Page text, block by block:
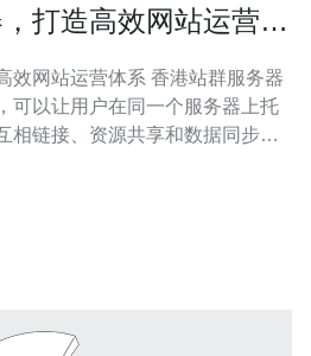
打造高效网站运营体
体系 香港站群服务器
可以让用户在同一个服务器上托
相链接、资源共享和数据同步的
部署和集中监控，提高网站运营